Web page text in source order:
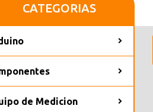
CATEGORIAS
de Medicion